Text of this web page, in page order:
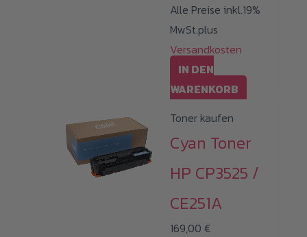
werden
Alle Preise inkl.19%
MwSt.plus
Versandkosten
IN DEN
WARENKORB
Toner kaufen
Cyan Toner
HP CP3525 /
CE251A
169,00 €